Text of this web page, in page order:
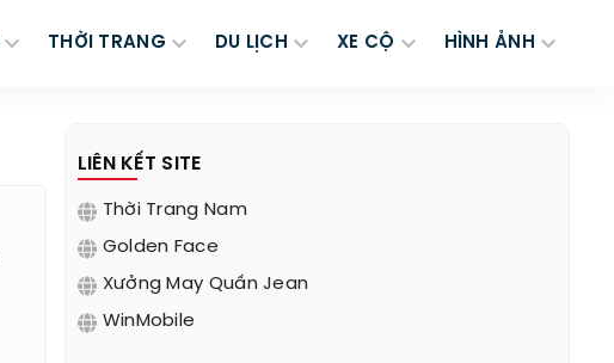
THỜI TRANG DU LỊCH XE CỘ HÌNH ẢNH
LIÊN KẾT SITE
Thời Trang Nam
Golden Face
Xưởng May Quần Jean
WinMobile